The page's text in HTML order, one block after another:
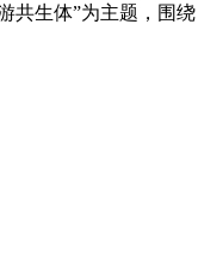
生体”为主题，围